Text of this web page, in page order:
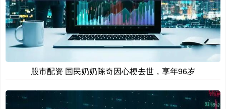
股市配资 国民奶奶陈奇因心梗去世，享年96岁